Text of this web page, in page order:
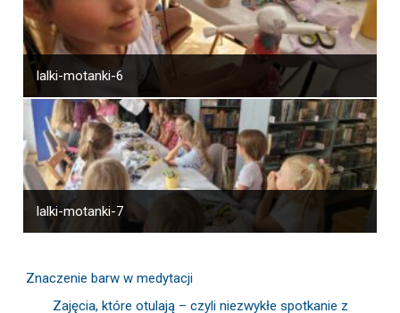
lalki-motanki-6
lalki-motanki-7
Znaczenie barw w medytacji
Zajęcia, które otulają – czyli niezwykłe spotkanie z